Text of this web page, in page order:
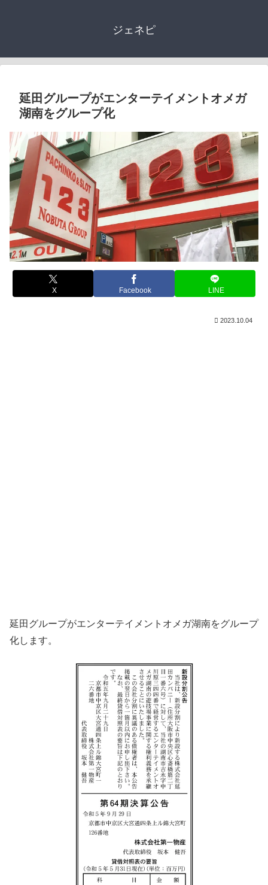
ジェネピ
延田グループがエンターテイメントオメガ
湖南をグループ化
X Facebook LINE
2023.10.04
延田グループがエンターテイメントオメガ湖南をグループ
化します。